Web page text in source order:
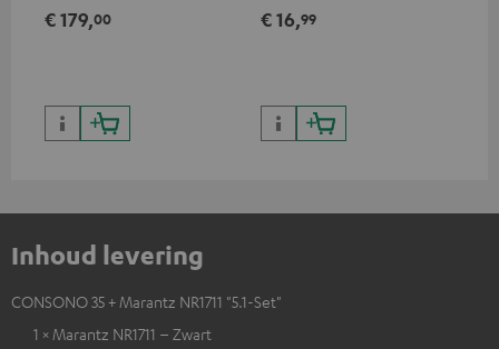
waaronder HDR10+ voor
€ 179,00
4K 3D
€ 16,99
Inhoud levering
CONSONO 35 + Marantz NR1711 "5.1-Set"
1 × Marantz NR1711 – Zwart